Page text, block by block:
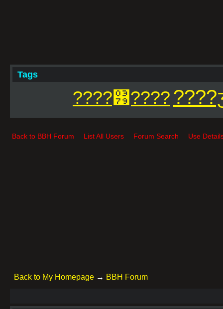
Tags
????͹????
Back to BBH Forum List All Users Forum Search Use
Back to My Homepage → BBH Forum